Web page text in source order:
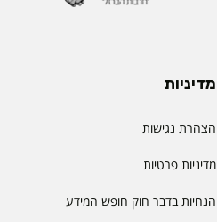
מדיניות
הצהרת נגישות
מדיניות פרטיות
הנחיות בדבר חוק חופש המידע